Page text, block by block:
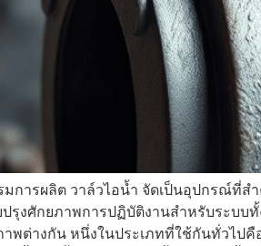
มการผลิต วาล์วไอน้ำ จัดเป็นอุปกรณ์ที่
รุงศักยภาพการปฏิบัติงานสำหรับระบบ
าพต่างกัน หนึ่งในประเภทที่ใช้กันทั่วไป